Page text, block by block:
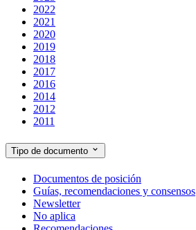
2022
2021
2020
2019
2018
2017
2016
2014
2012
2011
Tipo de documento
Documentos de posición
Guías, recomendaciones y consensos
Newsletter
No aplica